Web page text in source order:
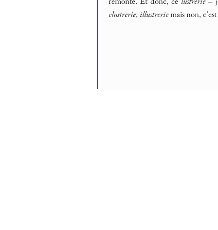
clustrerie, illustreriemais non,